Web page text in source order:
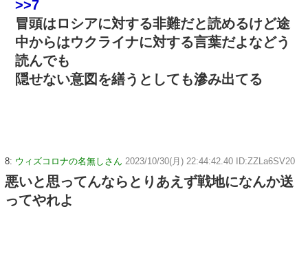
>>7
冒頭はロシアに対する非難だと読めるけど途
中からはウクライナに対する言葉だよなどう
読んでも
隠せない意図を繕うとしても滲み出てる
8: ウィズコロナの名無しさん 2023/10/30(月) 22:44:42.40 ID:ZZLa6SV20
悪いと思ってんならとりあえず戦地になんか送
ってやれよ